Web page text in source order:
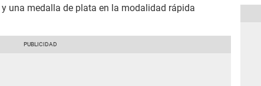
y una medalla de plata en la modalidad rápida